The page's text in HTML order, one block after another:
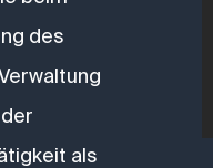
des
als